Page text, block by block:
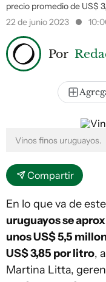
precio promedio de US$
22 de junio 2023
Por
Vinos finos uruguayos.
Compartir
En lo que va de
uruguayos se
unos US$ 5,5
US$ 3,85 por litro,
Martina Litta,